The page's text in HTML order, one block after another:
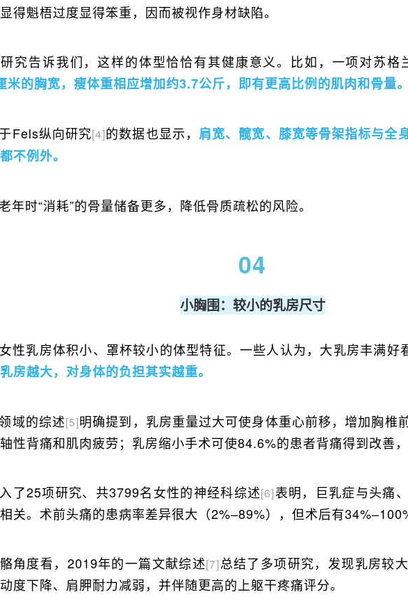
得魁梧过度显得笨重，因而被视作身材缺陷。
究告诉我们，这样的体型恰恰有其健康意义。比如，一项对苏格
米的胸宽，瘦体重相应增加约3.7公斤，即有更高比例的肌肉和骨量。
Fels纵向研究[4]的数据也显示， 肩宽、髋宽、膝宽等骨架指标与全
不例外。
年时“消耗”的骨量储备更多，降低骨质疏松的风险。
04
小胸围：较小的乳房尺寸
性乳房体积小、罩杯较小的体型特征。一些人认为，大乳房丰满好
乳房越大，对身体的负担其实越重。
域的综述[5]明确提到，乳房重量过大可使身体重心前移，增加胸椎
性背痛和肌肉疲劳；乳房缩小手术可使84.6%的患者背痛得到改善
了25项研究、共3799名女性的神经科综述[6]表明，巨乳症与头痛
关。术前头痛的患病率差异很大（2%–89%），但术后有
角度看，2019年的一篇文献综述[7]总结了多项研究，发现乳房较
度下降、肩胛耐力减弱，并伴随更高的上躯干疼痛评分。